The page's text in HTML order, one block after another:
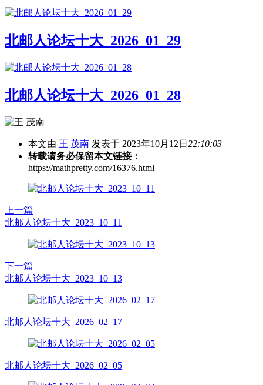
北邮人论坛十大_2026_01_29
北邮人论坛十大_2026_01_28
本文由 王 茂南 发表于 2023年10月12日 22:10:03
转载请务必保留本文链接：
https://mathpretty.com/16376.html
上一篇
北邮人论坛十大_2023_10_11
下一篇
北邮人论坛十大_2023_10_13
北邮人论坛十大_2026_02_17
北邮人论坛十大_2026_02_05